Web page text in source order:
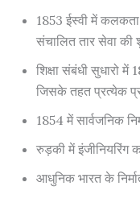
1853 ईस्वी में
संचालित तार सेवा
शिक्षा संबंधी सुधारो में
जिसके तहत प्रत्येक
1854 में सार्वजनिक
रुड़की में इंजीनियरिंग
आधुनिक भारत के